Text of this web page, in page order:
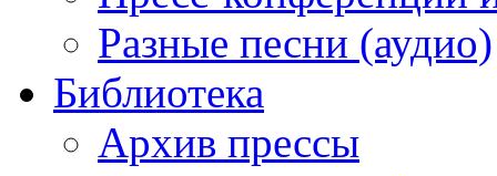
Разные песни (аудио)
Библиотека
Архив прессы